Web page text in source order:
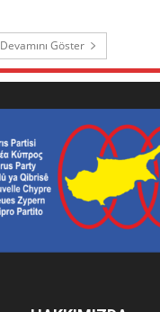
Devamını Göster